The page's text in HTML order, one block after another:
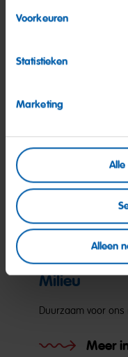
Voorkeuren
Statistieken
Marketing
Alleen
Milieu
Duurzaam voor ons
Meer